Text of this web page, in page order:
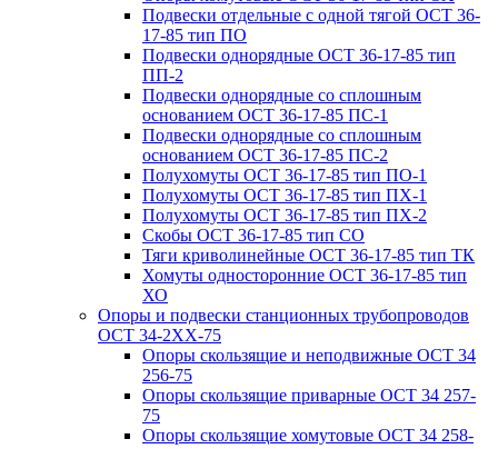
Подвески отдельные с одной тягой ОСТ 36-
17-85 тип ПО
Подвески однорядные ОСТ 36-17-85 тип
ПП-2
Подвески однорядные со сплошным
основанием ОСТ 36-17-85 ПС-1
Подвески однорядные со сплошным
основанием ОСТ 36-17-85 ПС-2
Полухомуты ОСТ 36-17-85 тип ПО-1
Полухомуты ОСТ 36-17-85 тип ПХ-1
Полухомуты ОСТ 36-17-85 тип ПХ-2
Скобы ОСТ 36-17-85 тип СО
Тяги криволинейные ОСТ 36-17-85 тип ТК
Хомуты односторонние ОСТ 36-17-85 тип
ХО
Опоры и подвески станционных трубопроводов
ОСТ 34-2XX-75
Опоры скользящие и неподвижные ОСТ 34
256-75
Опоры скользящие приварные ОСТ 34 257-
75
Опоры скользящие хомутовые ОСТ 34 258-